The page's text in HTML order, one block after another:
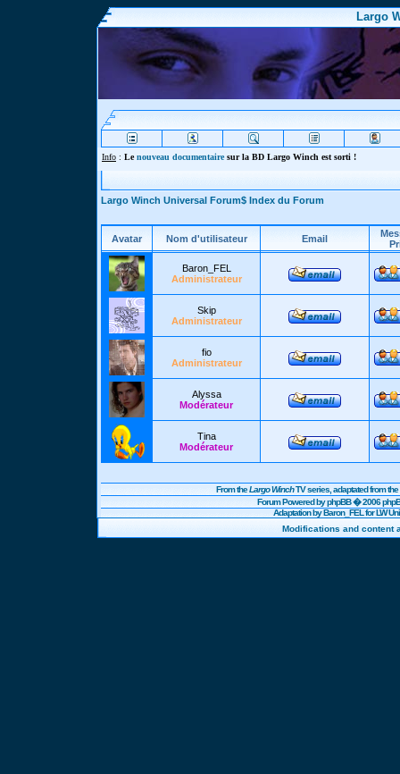
Largo
Info : Lenouveau documentairesur la BD Largo Winch est sorti !
Largo Winch Universal Forum$ Index du Forum
Avatar Nom d'utilisateur Email
Baron_FEL
Administrateur
Skip
Administrateur
fio
Administrateur
Alyssa
Modérateur
Tina
Modérateur
From theLargo WinchTV series, adaptated from
Forum Powered byphpBB� 2006
Adaptation by Baron_FEL for LW
Modifications and content